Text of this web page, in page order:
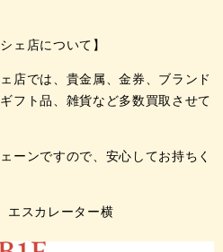
ェ店について】
店では、貴金属、金券、ブランド
フト品、雑貨など多数買取させて
ーンですので、安心してお持ちく
スカレーター横